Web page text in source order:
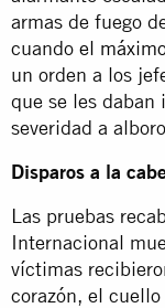
armas de fuego
cuando el
un orden a los
que se les daban
severidad a
Disparos a la
Las pruebas
Internacional
víctimas
corazón, el